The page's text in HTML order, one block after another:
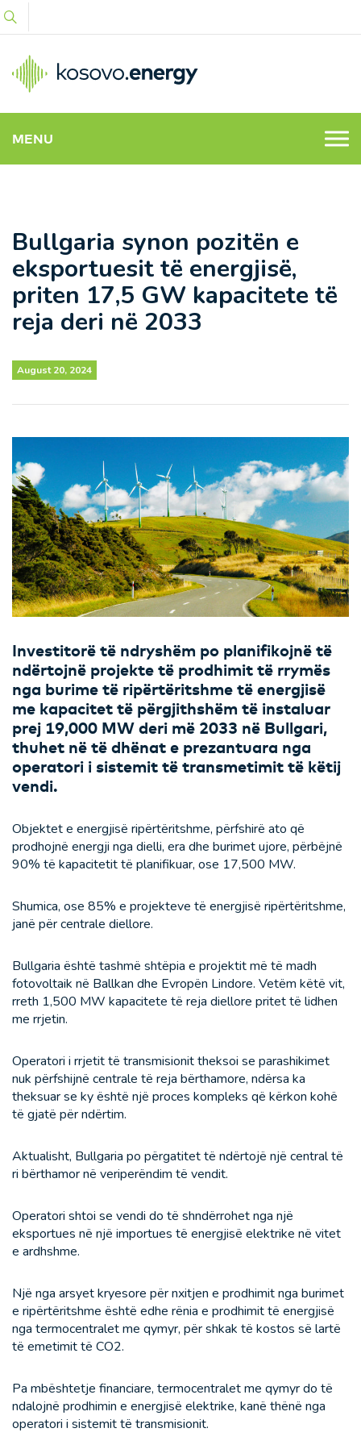
MENU
Bullgaria synon pozitën e
eksportuesit të energjisë,
priten 17,5 GW kapacitete të
reja deri në 2033
August 20, 2024
Investitorë të ndryshëm po planifikojnë të
ndërtojnë projekte të prodhimit të rrymës
nga burime të ripërtëritshme të energjisë
me kapacitet të përgjithshëm të instaluar
prej 19,000 MW deri më 2033 në Bullgari,
thuhet në të dhënat e prezantuara nga
operatori i sistemit të transmetimit të këtij
vendi.
Objektet e energjisë ripërtëritshme, përfshirë ato që
prodhojnë energji nga dielli, era dhe burimet ujore, përbëjnë
90% të kapacitetit të planifikuar, ose 17,500 MW.
Shumica, ose 85% e projekteve të energjisë ripërtëritshme,
janë për centrale diellore.
Bullgaria është tashmë shtëpia e projektit më të madh
fotovoltaik në Ballkan dhe Evropën Lindore. Vetëm këtë vit,
rreth 1,500 MW kapacitete të reja diellore pritet të lidhen
me rrjetin.
Operatori i rrjetit të transmisionit theksoi se parashikimet
nuk përfshijnë centrale të reja bërthamore, ndërsa ka
theksuar se ky është një proces kompleks që kërkon kohë
të gjatë për ndërtim.
Aktualisht, Bullgaria po përgatitet të ndërtojë një central të
ri bërthamor në veriperëndim të vendit.
Operatori shtoi se vendi do të shndërrohet nga një
eksportues në një importues të energjisë elektrike në vitet
e ardhshme.
Një nga arsyet kryesore për nxitjen e prodhimit nga burimet
e ripërtëritshme është edhe rënia e prodhimit të energjisë
nga termocentralet me qymyr, për shkak të kostos së lartë
të emetimit të CO2.
Pa mbështetje financiare, termocentralet me qymyr do të
ndalojnë prodhimin e energjisë elektrike, kanë thënë nga
operatori i sistemit të transmisionit.